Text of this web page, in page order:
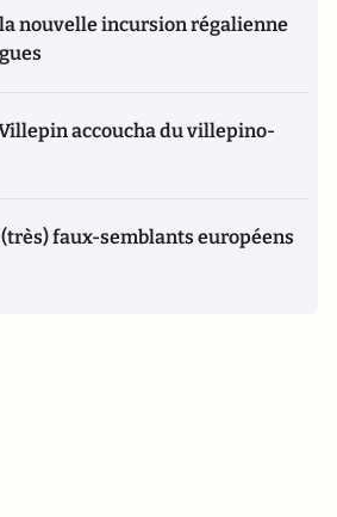
la nouvelle incursion régalienne
accoucha du villepino-
faux-semblants européens